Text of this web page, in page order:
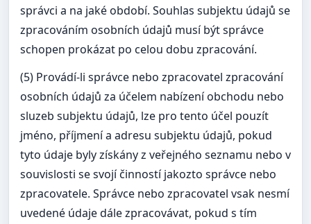
správci a na jaké období. Souhlas subjektu údajů se
zpracováním osobních údajů musí být správce
schopen prokázat po celou dobu zpracování.
(5) Provádí-li správce nebo zpracovatel zpracování
osobních údajů za účelem nabízení obchodu nebo
sluzeb subjektu údajů, lze pro tento účel pouzít
jméno, příjmení a adresu subjektu údajů, pokud
tyto údaje byly získány z veřejného seznamu nebo v
souvislosti se svojí činností jakozto správce nebo
zpracovatele. Správce nebo zpracovatel vsak nesmí
uvedené údaje dále zpracovávat, pokud s tím